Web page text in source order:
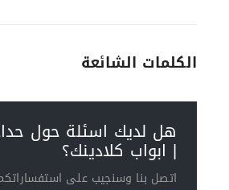
الكلمات الشائعة
هل لديك اسئلة حول
| ابواب كلادينك؟
اتصل بنا وسنجيب على